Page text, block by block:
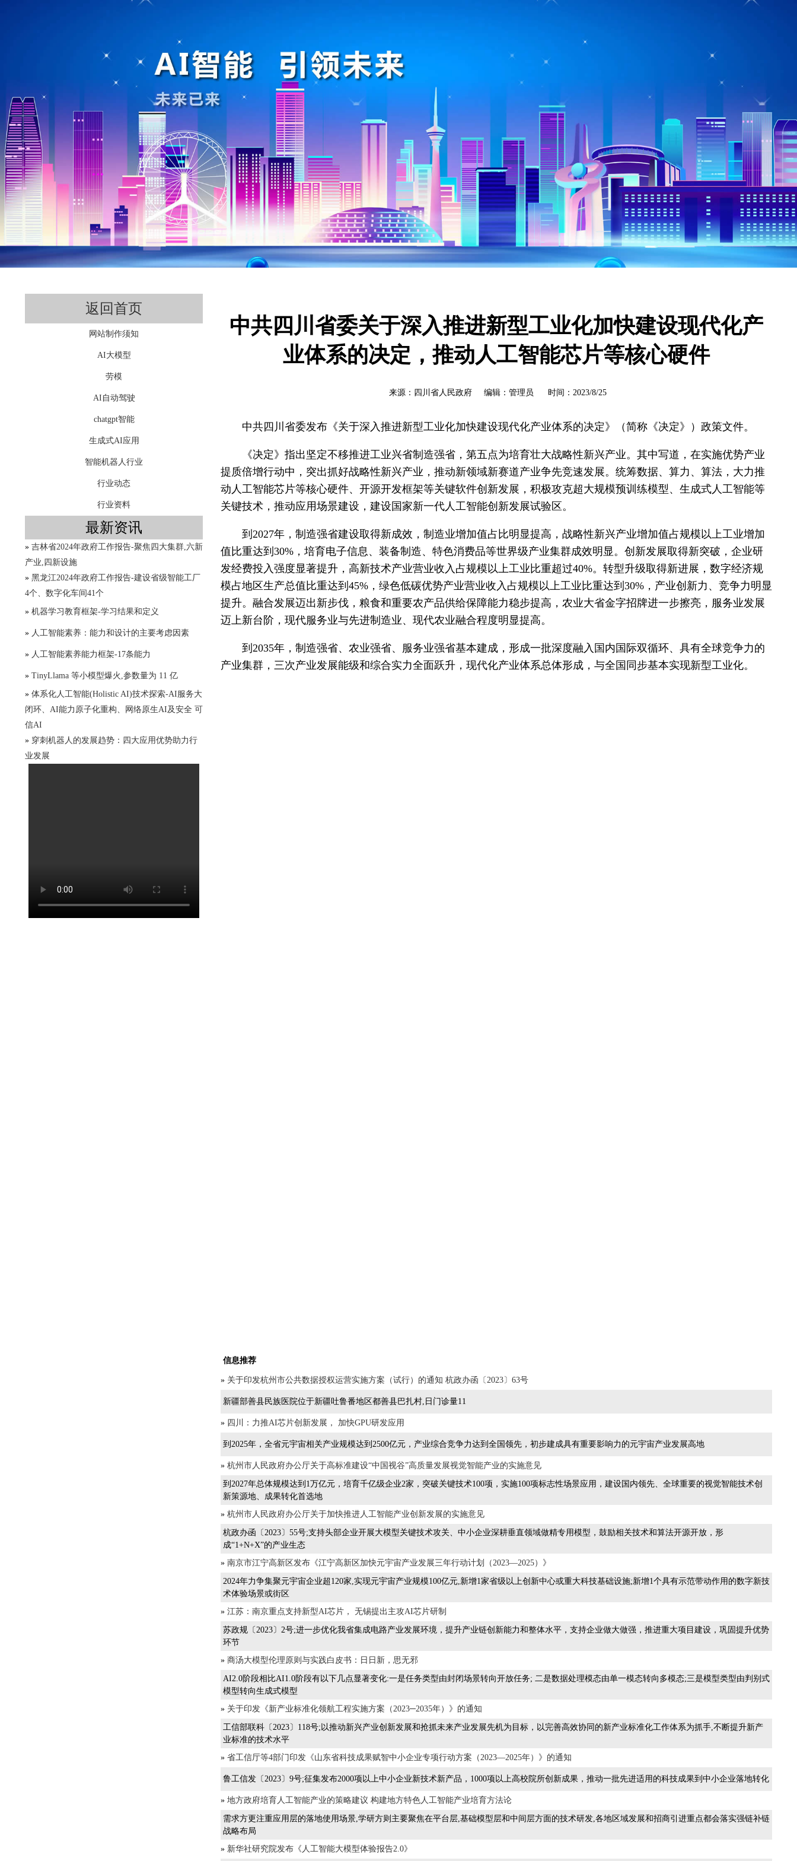
中共四川省委关于深入推进新型工业化加快建设现代化产
业体系的决定，推动人工智能芯片等核心硬件
来源：四川省人民政府 编辑：管理员 时间：2023/8/25
中共四川省委发布《关于深入推进新型工业化加快建设现代化产业体系的决定》（简称《决定》）政策文件。
《决定》指出坚定不移推进工业兴省制造强省，第五点为培育壮大战略性新兴产业。其中写道，在实施优势产业
提质倍增行动中，突出抓好战略性新兴产业，推动新领域新赛道产业争先竞速发展。统筹数据、算力、算法，大力推
动人工智能芯片等核心硬件、开源开发框架等关键软件创新发展，积极攻克超大规模预训练模型、生成式人工智能等
关键技术，推动应用场景建设，建设国家新一代人工智能创新发展试验区。
到2027年，制造强省建设取得新成效，制造业增加值占比明显提高，战略性新兴产业增加值占规模以上工业增加
值比重达到30%，培育电子信息、装备制造、特色消费品等世界级产业集群成效明显。创新发展取得新突破，企业研
发经费投入强度显著提升，高新技术产业营业收入占规模以上工业比重超过40%。转型升级取得新进展，数字经济规
模占地区生产总值比重达到45%，绿色低碳优势产业营业收入占规模以上工业比重达到30%，产业创新力、竞争力明显
提升。融合发展迈出新步伐，粮食和重要农产品供给保障能力稳步提高，农业大省金字招牌进一步擦亮，服务业发展
迈上新台阶，现代服务业与先进制造业、现代农业融合程度明显提高。
到2035年，制造强省、农业强省、服务业强省基本建成，形成一批深度融入国内国际双循环、具有全球竞争力的
产业集群，三次产业发展能级和综合实力全面跃升，现代化产业体系总体形成，与全国同步基本实现新型工业化。
信息推荐
» 关于印发杭州市公共数据授权运营实施方案（试行）的通知 杭政办函〔2023〕63号
新疆部善县民族医院位于新疆吐鲁番地区都善县巴扎村,日门诊量11
» 四川：力推AI芯片创新发展， 加快GPU研发应用
到2025年，全省元宇宙相关产业规模达到2500亿元，产业综合竞争力达到全国领先，初步建成具有重要影响力的元宇宙产业发展高地
» 杭州市人民政府办公厅关于高标准建设“中国视谷”高质量发展视觉智能产业的实施意见
到2027年总体规模达到1万亿元，培育千亿级企业2家，突破关键技术100项，实施100项标志性场景应用，建设国内领先、全球重要的视觉智能技术创
新策源地、成果转化首选地
» 杭州市人民政府办公厅关于加快推进人工智能产业创新发展的实施意见
杭政办函〔2023〕55号;支持头部企业开展大模型关键技术攻关、中小企业深耕垂直领域做精专用模型，鼓励相关技术和算法开源开放，形
成“1+N+X”的产业生态
» 南京市江宁高新区发布《江宁高新区加快元宇宙产业发展三年行动计划（2023—2025）》
2024年力争集聚元宇宙企业超120家,实现元宇宙产业规模100亿元,新增1家省级以上创新中心或重大科技基础设施;新增1个具有示范带动作用的数字新技
术体验场景或街区
» 江苏：南京重点支持新型AI芯片， 无锡提出主攻AI芯片研制
苏政规〔2023〕2号;进一步优化我省集成电路产业发展环境，提升产业链创新能力和整体水平，支持企业做大做强，推进重大项目建设，巩固提升优势
环节
» 商汤大模型伦理原则与实践白皮书：日日新，思无邪
AI2.0阶段相比AI1.0阶段有以下几点显著变化:一是任务类型由封闭场景转向开放任务; 二是数据处理模态由单一模态转向多模态;三是模型类型由判别式
模型转向生成式模型
» 关于印发《新产业标准化领航工程实施方案（2023─2035年）》的通知
工信部联科〔2023〕118号;以推动新兴产业创新发展和抢抓未来产业发展先机为目标，以完善高效协同的新产业标准化工作体系为抓手,不断提升新产
业标准的技术水平
» 省工信厅等4部门印发《山东省科技成果赋智中小企业专项行动方案（2023—2025年）》的通知
鲁工信发〔2023〕9号;征集发布2000项以上中小企业新技术新产品，1000项以上高校院所创新成果，推动一批先进适用的科技成果到中小企业落地转化
» 地方政府培育人工智能产业的策略建议 构建地方特色人工智能产业培育方法论
需求方更注重应用层的落地使用场景,学研方则主要聚焦在平台层,基础模型层和中间层方面的技术研发,各地区域发展和招商引进重点都会落实强链补链
战略布局
» 新华社研究院发布《人工智能大模型体验报告2.0》
返回首页
网站制作须知
AI大模型
劳模
AI自动驾驶
chatgpt智能
生成式AI应用
智能机器人行业
行业动态
行业资料
最新资讯
» 吉林省2024年政府工作报告-聚焦四大集群,六新
产业,四新设施
» 黑龙江2024年政府工作报告-建设省级智能工厂
4个、数字化车间41个
» 机器学习教育框架-学习结果和定义
» 人工智能素养：能力和设计的主要考虑因素
» 人工智能素养能力框架-17条能力
» TinyLlama 等小模型爆火,参数量为 11 亿
» 体系化人工智能(Holistic AI)技术探索-AI服务大
闭环、AI能力原子化重构、网络原生AI及安全 可
信AI
» 穿刺机器人的发展趋势：四大应用优势助力行
业发展